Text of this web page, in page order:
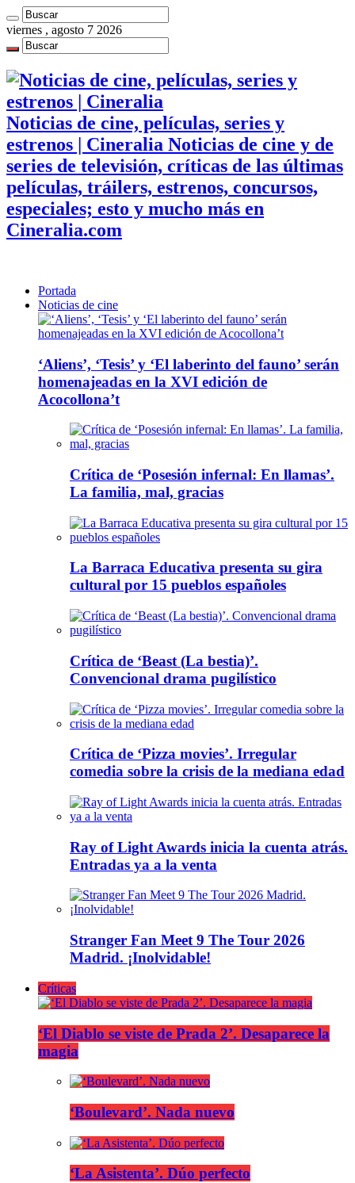
viernes , agosto 7 2026
Noticias de cine, películas, series y
estrenos | Cineralia Noticias de cine y de
series de televisión, críticas de las últimas
películas, tráilers, estrenos, concursos,
especiales; esto y mucho más en
Cineralia.com
Portada
Noticias de cine
‘Aliens’, ‘Tesis’ y ‘El laberinto del fauno’ serán
homenajeadas en la XVI edición de
Acocollona’t
Crítica de ‘Posesión infernal: En llamas’.
La familia, mal, gracias
La Barraca Educativa presenta su gira
cultural por 15 pueblos españoles
Crítica de ‘Beast (La bestia)’.
Convencional drama pugilístico
Crítica de ‘Pizza movies’. Irregular
comedia sobre la crisis de la mediana edad
Ray of Light Awards inicia la cuenta atrás.
Entradas ya a la venta
Stranger Fan Meet 9 The Tour 2026
Madrid. ¡Inolvidable!
Críticas
‘El Diablo se viste de Prada 2’. Desaparece la
magia
‘Boulevard’. Nada nuevo
‘La Asistenta’. Dúo perfecto